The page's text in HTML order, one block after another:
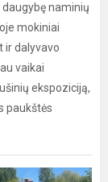
naminių
mokiniai
ir dalyvavo
vaikai
ekspoziciją,
paukštės